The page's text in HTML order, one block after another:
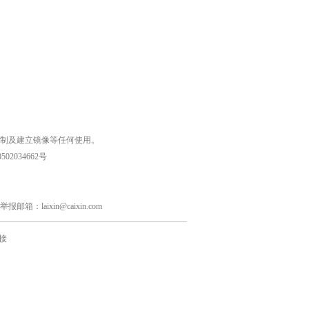
及建立镜像等任何使用。
号
报邮箱：laixin@caixin.com